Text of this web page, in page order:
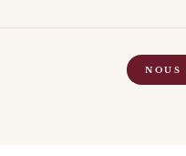
NOUS